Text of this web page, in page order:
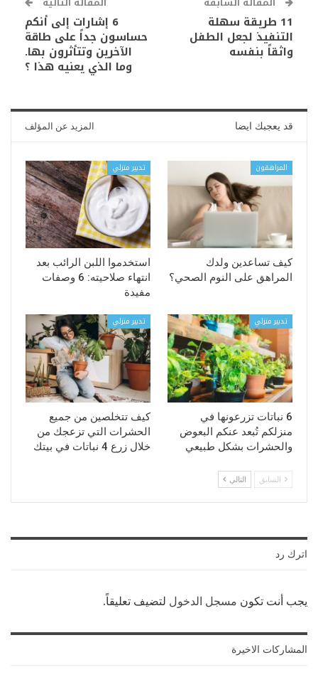
11 طريقة سهلة
التنفيذ لجعل الطفل
واثقاً بنفسه
6 إشارات إلى أنكم
حساسون جداً على طاقة
الآخرين وتتأثرون بها.
وما الذي يعنيه هذا ؟
قد يعجبك ايضا المزيد عن المؤلف
المراهقون
كيف تساعدين ولدك
المراهق على النوم الصحي؟
تدبير منزلي
استخدموا اللبن الرائب بعد
انتهاء صلاحيته: 6 وصفات
مفيدة
تدبير منزلي
6 نباتات تزرعونها في
منزلكم تُبعد عنكم البعوض
والحشرات بشكل طبيعي
تدبير منزلي
كيف تتخلصين من جميع
الحشرات التي تزعجك من
خلال زرع 4 نباتات في بيتك
السابق التالي
اترك رد
يجب أنت تكون مسجل الدخول لتضيف تعليقاً.
المشاركات الاخيرة